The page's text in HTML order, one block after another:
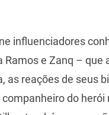
influenciadores
Ramos e Zanq –
as reações de seus
do